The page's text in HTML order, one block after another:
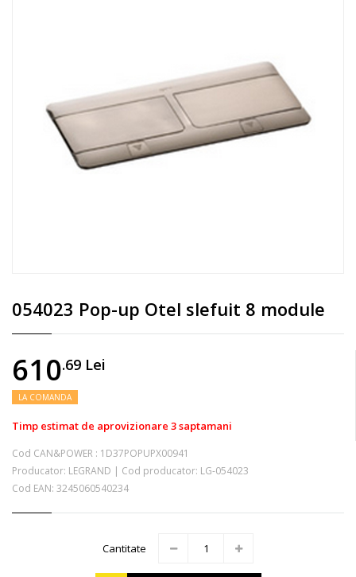
054023 Pop-up Otel slefuit 8 module
610.69 Lei
LA COMANDA
Timp estimat de aprovizionare 3 saptamani
Cod CAN&POWER : 1D37POPUPX00941
Producator: LEGRAND | Cod producator: LG-054023
Cod EAN: 3245060540234
Cantitate